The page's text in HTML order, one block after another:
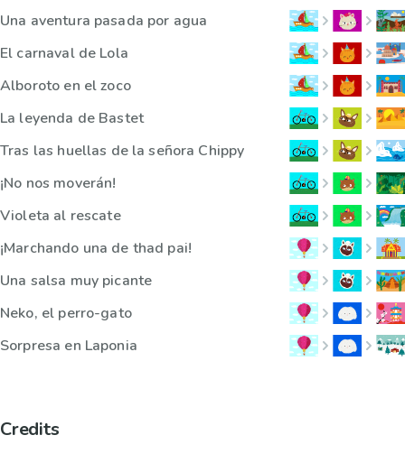
Una aventura pasada por agua
El carnaval de Lola
Alboroto en el zoco
La leyenda de Bastet
Tras las huellas de la señora Chippy
¡No nos moverán!
Violeta al rescate
¡Marchando una de thad pai!
Una salsa muy picante
Neko, el perro-gato
Sorpresa en Laponia
Credits